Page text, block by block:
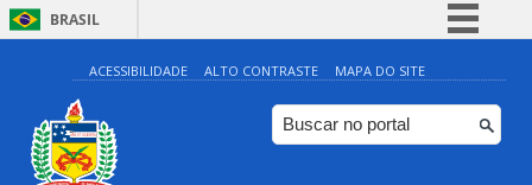
BRASIL
Simplifique!
Comunica BR
Participe
ACESSIBILIDADE ALTO CONTRASTE MAPA DO SITE